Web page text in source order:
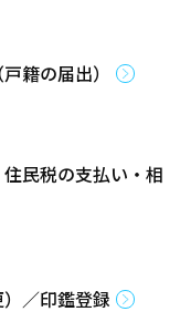
籍の届出）
民税の支払い・相
／印鑑登録